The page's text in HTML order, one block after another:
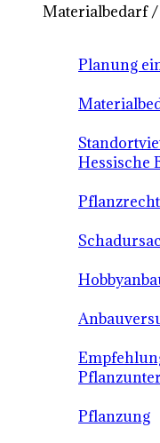
Materialbedarf /
Planung
Hessische
Pflanzung